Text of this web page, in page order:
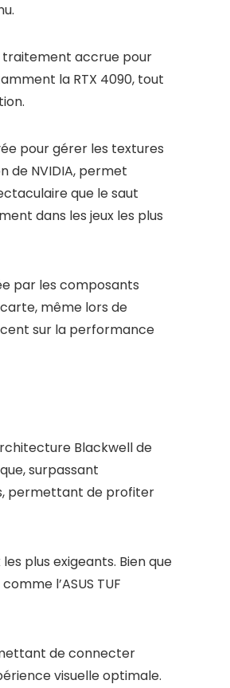
traitement accrue pour
la RTX 4090, tout
pour gérer les textures
de NVIDIA, permet
que le saut
dans les jeux les plus
par les composants
même lors de
sur la performance
Blackwell de
surpassant
permettant de profiter
plus exigeants. Bien que
l’ASUS TUF
de connecter
visuelle optimale.